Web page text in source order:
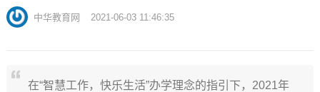
中华教育网 2021-06-03 11:46:35
在“智慧工作，快乐生活”办学理念的指引下，2021年